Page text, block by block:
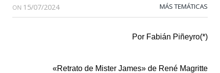
ON 15/07/2024 MÁS TEMÁTICAS
Por Fabián Piñeyro(*)
«Retrato de Mister James» de René Magritte